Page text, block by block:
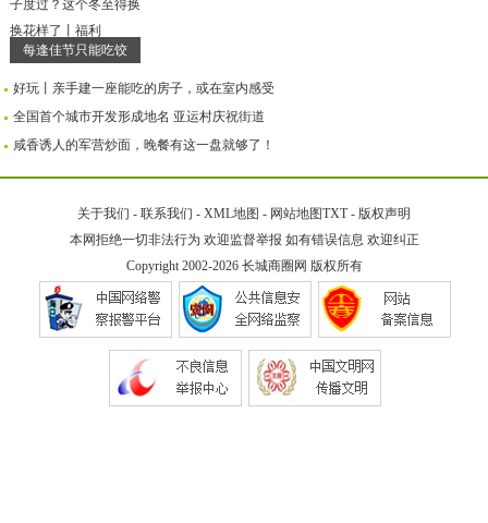
每逢佳节只能吃饺
好玩丨亲手建一座能吃的房子，或在室内感受
全国首个城市开发形成地名 亚运村庆祝街道
咸香诱人的军营炒面，晚餐有这一盘就够了！
关于我们 - 联系我们 - XML地图 - 网站地图TXT- 版权声明
本网拒绝一切非法行为 欢迎监督举报 如有错误信息 欢迎纠正
Copyright 2002-2026 长城商圈网 版权所有